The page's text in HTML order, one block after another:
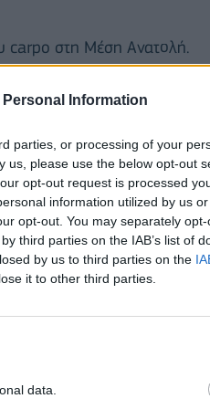
Information
parties, or processing of your
us, please use the below opt-out
opt-out request is processed
information utilized by us
opt-out. You may separately
third parties on the IAB’s list of
by us to third parties on the
it to other third parties.
data.
carpo στη Μέση Ανατολή.
Mall, ένα από τα
ταυτότητα του
της πρωτεύουσας.
για εμάς»,
σταθερές τις αξίες του
και την εκλεπτυσμένη
carpo».